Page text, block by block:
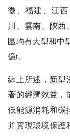
徽、福建、江
川、雲南、陝西
區均有大型和中
億t。
綜上所述，新型
著的經濟效益，
低能源消耗和碳
并實現環境保護